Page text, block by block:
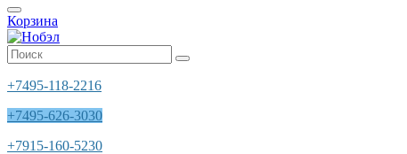
Корзина
+7495-118-2216
+7495-626-3030
+7915-160-5230